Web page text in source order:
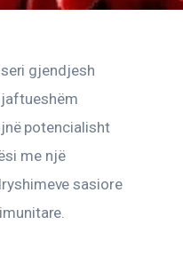
gjendjesh
potencialisht
me një
sasiore